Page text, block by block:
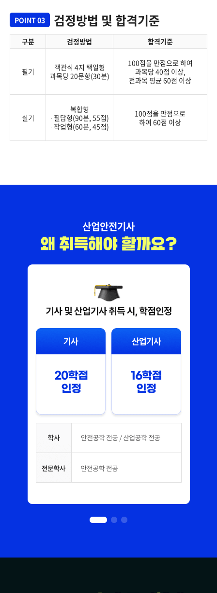
POINT 03 검정방법 및 합격기준
구분 검정방법 합격기준
필기
객관식 4지 택일형
과목당 20문항(30분)
100점을 만점으로 하여
과목당 40점 이상,
전과목 평균 60점 이상
실기
복합형
∙ 필답형(90분, 55점)
∙ 작업형(60분, 45점)
100점을 만점으로
하여 60점 이상
산업안전기사